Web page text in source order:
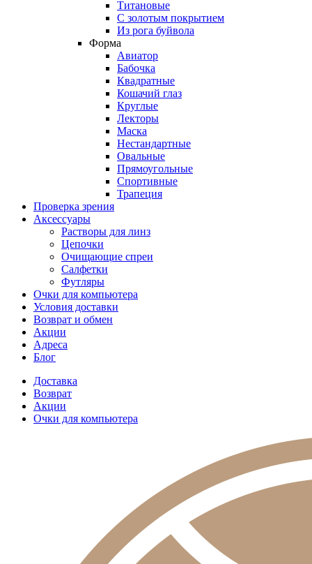
Титановые
С золотым покрытием
Из рога буйвола
Форма
Авиатор
Бабочка
Квадратные
Кошачий глаз
Круглые
Лекторы
Маска
Нестандартные
Овальные
Прямоугольные
Спортивные
Трапеция
Проверка зрения
Аксессуары
Растворы для линз
Цепочки
Очищающие спреи
Салфетки
Футляры
Очки для компьютера
Условия доставки
Возврат и обмен
Акции
Адреса
Блог
Доставка
Возврат
Акции
Очки для компьютера